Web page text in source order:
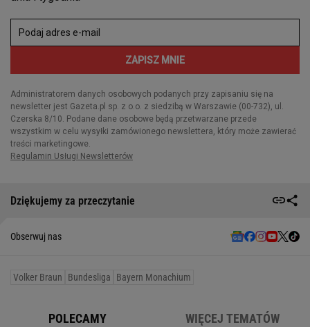
Dziękujemy za przeczytanie
Obserwuj nas
Volker Braun Bundesliga Bayern Monachium
POLECAMY WIĘCEJ TEMATÓW